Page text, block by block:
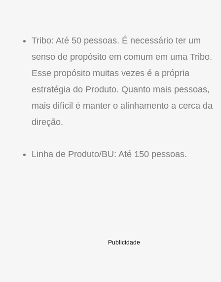
Tribo: Até 50 pessoas. É necessário ter um
senso de propósito em comum em uma Tribo.
Esse propósito muitas vezes é a própria
estratégia do Produto. Quanto mais pessoas,
mais difícil é manter o alinhamento a cerca da
direção.
Linha de Produto/BU: Até 150 pessoas.